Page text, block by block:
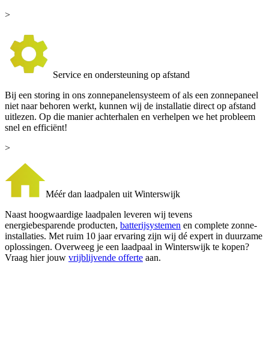
>
Service en ondersteuning op afstand
Bij een storing in ons zonnepanelensysteem of als een zonnepaneel
niet naar behoren werkt, kunnen wij de installatie direct op afstand
uitlezen. Op die manier achterhalen en verhelpen we het probleem
snel en efficiënt!
>
Méér dan laadpalen uit Winterswijk
Naast hoogwaardige laadpalen leveren wij tevens
energiebesparende producten, batterijsystemen en complete zonne-
installaties. Met ruim 10 jaar ervaring zijn wij dé expert in duurzame
oplossingen. Overweeg je een laadpaal in Winterswijk te kopen?
Vraag hier jouw vrijblijvende offerte aan.